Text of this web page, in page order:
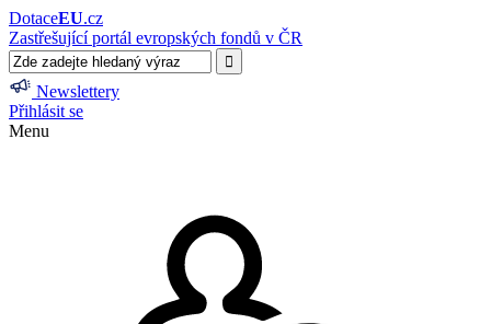
DotaceEU.cz
Zastřešující portál evropských fondů v ČR
Newslettery
Přihlásit se
Menu